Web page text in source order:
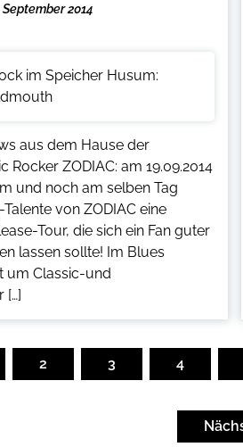
2014
aus dem Hause der
ZODIAC: am 19.09.2014
und noch am selben Tag
von ZODIAC eine
Tour, die sich ein Fan guter
lassen sollte! Im Blues
um Classic-und
[…]
2 3 4